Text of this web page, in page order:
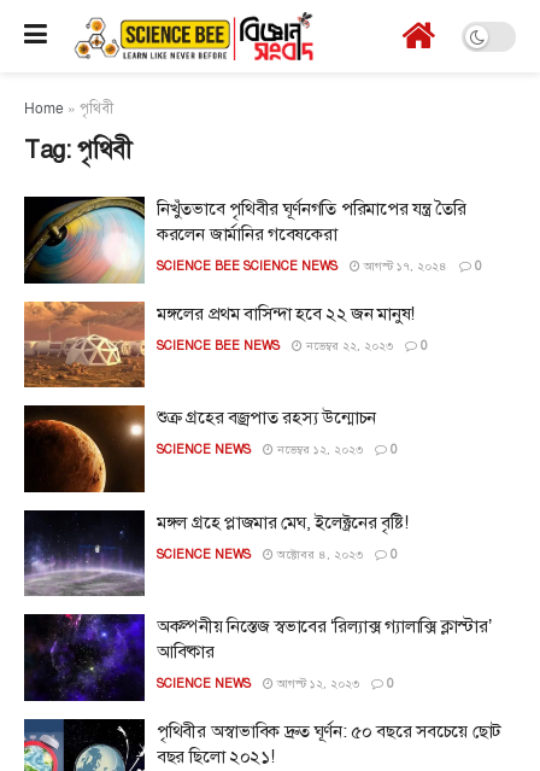
Home » পৃথিবী
Tag: পৃথিবী
নিখুঁতভাবে পৃথিবীর ঘূর্ণনগতি পরিমাপের যন্ত্র তৈরি
করলেন জার্মানির গবেষকেরা
SCIENCE BEE SCIENCE NEWS আগস্ট ১৭, ২০২৪ 0
মঙ্গলের প্রথম বাসিন্দা হবে ২২ জন মানুষ!
SCIENCE BEE NEWS নভেম্বর ২২, ২০২৩ 0
শুক্র গ্রহের বজ্রপাত রহস্য উন্মোচন
SCIENCE NEWS নভেম্বর ১২, ২০২৩ 0
মঙ্গল গ্রহে প্লাজমার মেঘ, ইলেক্ট্রনের বৃষ্টি!
SCIENCE NEWS অক্টোবর ৪, ২০২৩ 0
অকল্পনীয় নিস্তেজ স্বভাবের ‘রিল্যাক্স গ্যালাক্সি ক্লাস্টার’
আবিষ্কার
SCIENCE NEWS আগস্ট ১২, ২০২৩ 0
পৃথিবীর অস্বাভাবিক দ্রুত ঘূর্ণন: ৫০ বছরে সবচেয়ে ছোট
বছর ছিলো ২০২১!